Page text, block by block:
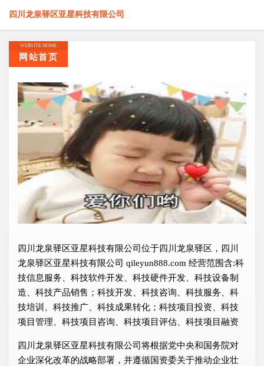
四川龙泉驿区亚星科技有限公司
WEBSITE HOME
网站首页
四川龙泉驿区亚星科技有限公司位于四川龙泉驿区，四川
龙泉驿区亚星科技有限公司 qileyun888.com 经营范围含:科
技信息服务、科技软件开发、科技硬件开发、科技设备制
造、科技产品销售；科技开发、科技咨询、科技服务、科
技培训、科技推广、科技成果转化；科技项目投资、科技
项目管理、科技项目咨询、科技项目评估、科技项目融资
四川龙泉驿区亚星科技有限公司将根据党中央和国务院对
企业深化改革的战略部署，并遵循国资委关于推动企业壮